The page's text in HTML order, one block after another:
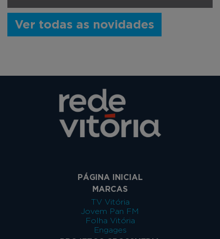
Ver todas as novidades
PÁGINA INICIAL
MARCAS
TV Vitória
Jovem Pan FM
Folha Vitória
Engages